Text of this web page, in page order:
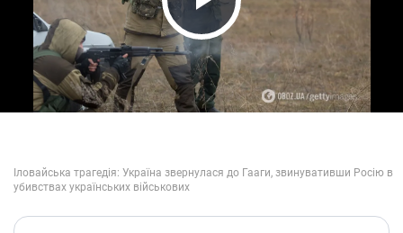
Play Video